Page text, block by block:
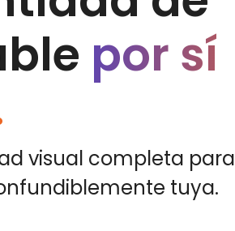
por sí
visual completa para
tuya.